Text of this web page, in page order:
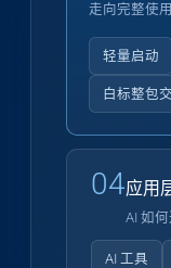
04应用
AI 如
AI 工具
走向完整使用
轻量启动
白标整包